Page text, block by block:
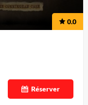
0.0
Réserver